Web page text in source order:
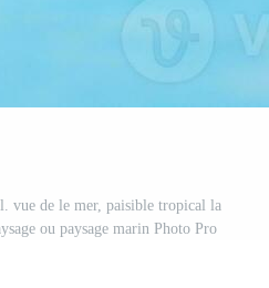
vue de le mer, paisible tropical la
ou paysage marin Photo Pro